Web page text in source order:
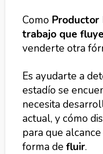
Como Productor
trabajo que fluye
venderte otra
Es ayudarte a
estadío se
necesita
actual, y cómo
para que
forma de fluir.